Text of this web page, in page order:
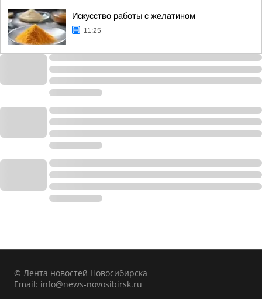
Искусство работы с желатином
11:25
© Лента новостей Новосибирска
Email: info@news-novosibirsk.ru